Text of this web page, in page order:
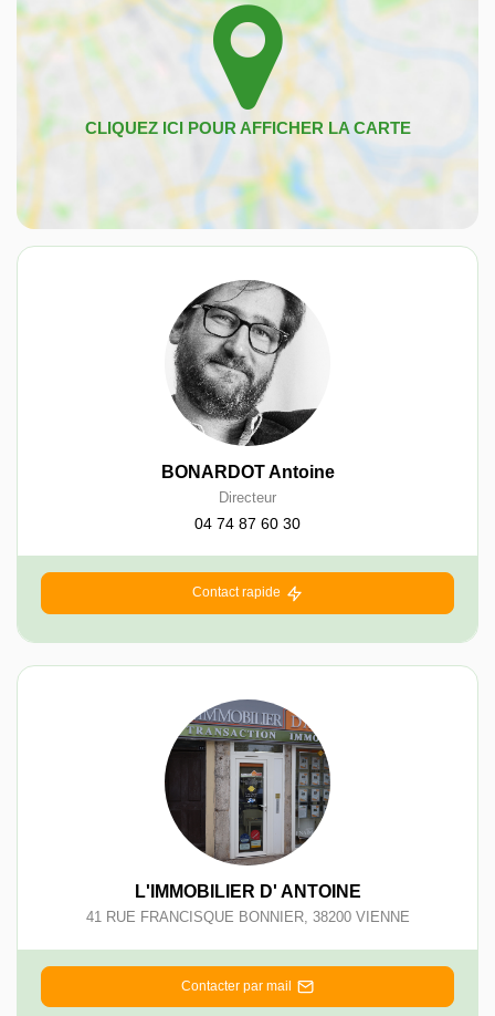
BONARDOT Antoine
Directeur
04 74 87 60 30
Contact rapide
L'IMMOBILIER D' ANTOINE
41 RUE FRANCISQUE BONNIER, 38200 VIENNE
Contacter par mail